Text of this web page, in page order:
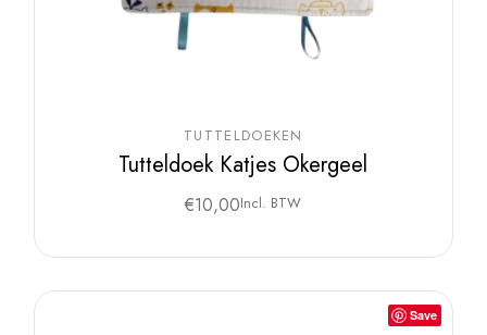
TUTTELDOEKEN
Tutteldoek Katjes Okergeel
€10,00Incl. BTW
Save